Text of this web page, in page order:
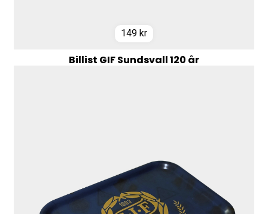
149 kr
Billist GIF Sundsvall 120 år